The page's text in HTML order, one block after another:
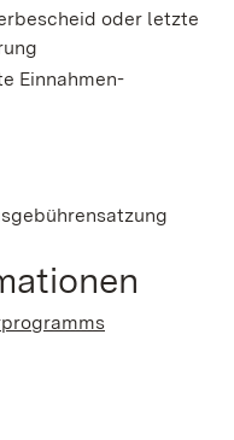
oder letzte
Einnahmen-
neuen Fenster